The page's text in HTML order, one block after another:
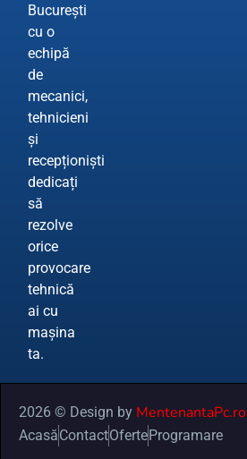
București
cu o
echipă
de
mecanici,
tehnicieni
și
recepționiști
dedicați
să
rezolve
orice
provocare
tehnică
ai cu
mașina
ta.
2026 © Design by MentenantaPc.ro
AcasăContactOferteProgramare